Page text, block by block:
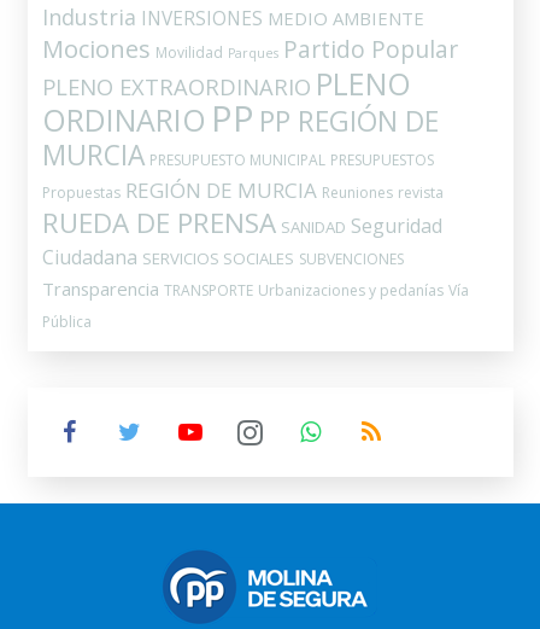
Industria INVERSIONES MEDIO AMBIENTE
Mociones Movilidad Parques Partido Popular
PLENO EXTRAORDINARIO PLENO
ORDINARIO PP PP REGIÓN DE
MURCIA PRESUPUESTO MUNICIPAL PRESUPUESTOS
Propuestas REGIÓN DE MURCIA Reuniones revista
RUEDA DE PRENSA SANIDAD Seguridad
Ciudadana SERVICIOS SOCIALES SUBVENCIONES
Transparencia TRANSPORTE Urbanizaciones y pedanías Vía
Pública